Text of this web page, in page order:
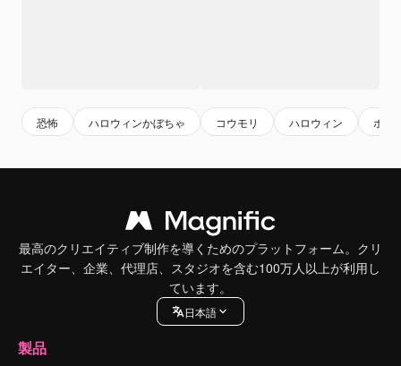
恐怖 ハロウィンかぼちゃ コウモリ ハロウィン ホラ
最高のクリエイティブ制作を導くためのプラットフォーム。クリ
エイター、企業、代理店、スタジオを含む100万人以上が利用し
ています。
日本語
製品